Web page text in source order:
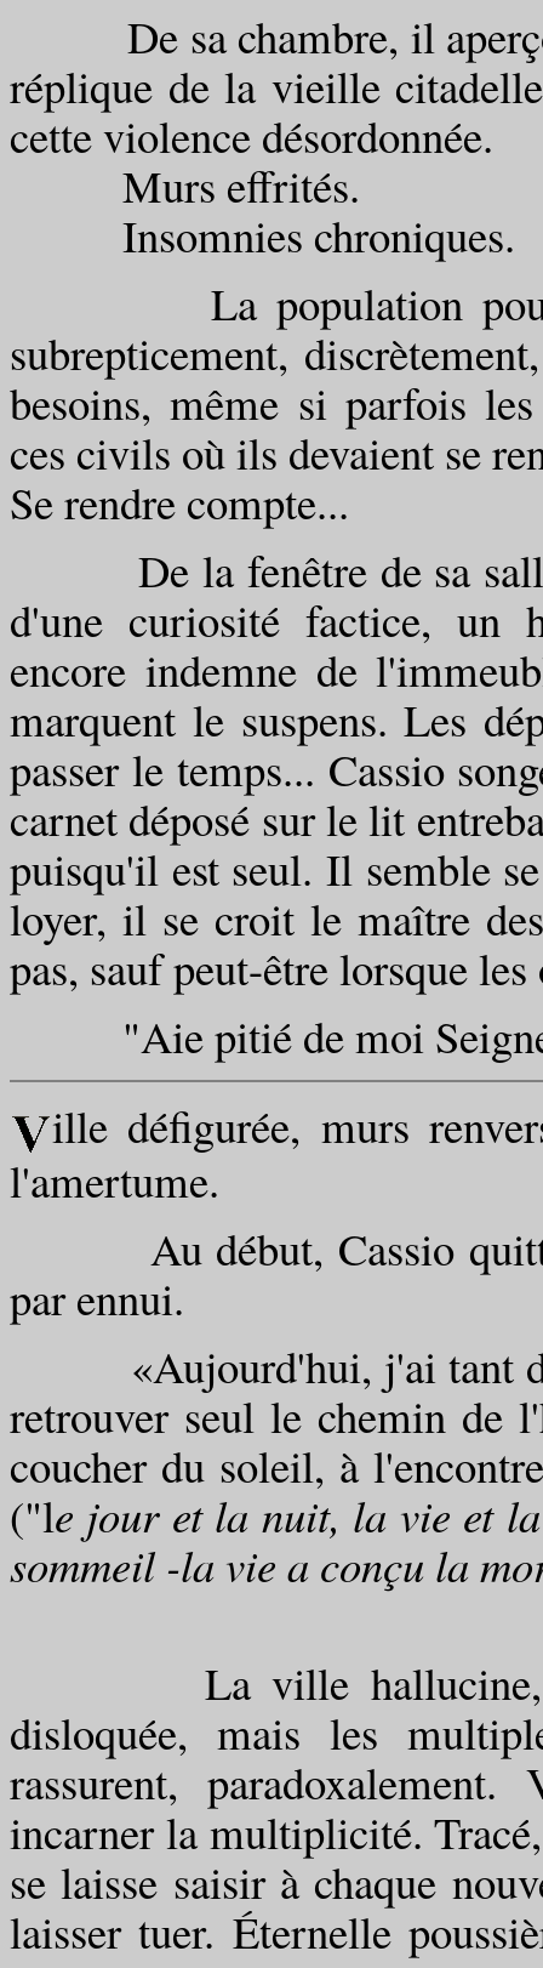
De sa chambre, il
réplique de la vieille
cette violence désordonnée.
Murs effrités.
Insomnies chroniques.
La population
subrepticement,
besoins, même si parfois
ces civils où ils devaient se
Se rendre compte...
De la fenêtre de sa salle
d'une curiosité factice, un
encore indemne de
marquent le suspens. Les
passer le temps... Cassio
carnet déposé sur le lit
puisqu'il est seul. Il semble
loyer, il se croit le maître
pas, sauf peut-être lorsque
"Aie pitié de moi
ille défigurée, murs
l'amertume.
Au début, Cassio
par ennui.
«Aujourd'hui, j'ai tant
retrouver seul le chemin de
coucher du soleil, à
("le jour et la nuit, la vie et
sommeil -la vie a conçu la
La ville hallucine, par
disloquée, mais les
rassurent,
incarner la multiplicité.
se laisse saisir à chaque
laisser tuer. Éternelle